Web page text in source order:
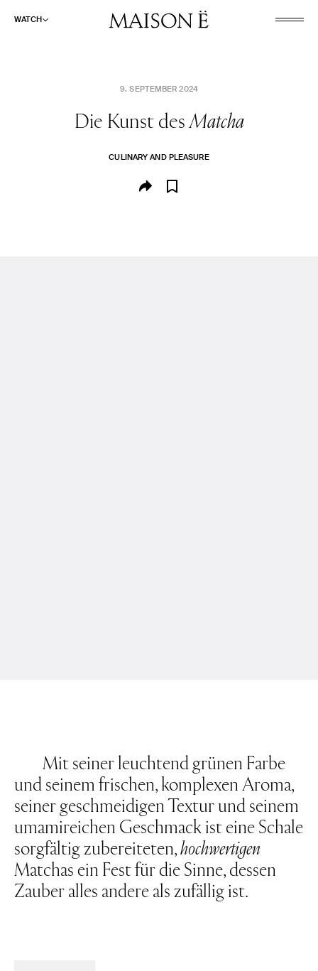
WATCH
9. SEPTEMBER 2024
Die Kunst desMatcha
CULINARY AND PLEASURE
Mit seiner leuchtend grünen Farbe
und seinem frischen, komplexen Aroma,
seiner geschmeidigen Textur und seinem
umamireichen Geschmack ist eine Schale
sorgfältig zubereiteten, hochwertigen
Matchas ein Fest für die Sinne, dessen
Zauber alles andere als zufällig ist.
WATCH